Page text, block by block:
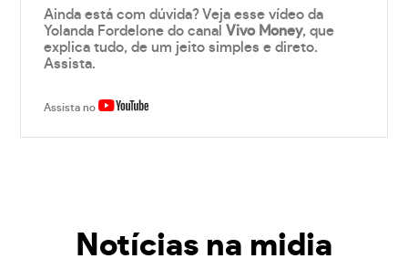
Ainda está com dúvida? Veja esse vídeo da
Yolanda Fordelone do canalVivo Money, que
explica tudo, de um jeito simples e direto.
Assista.
Assista no
Notícias na midia